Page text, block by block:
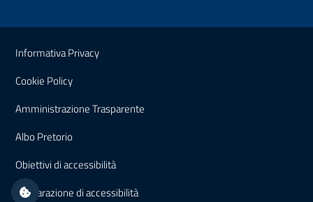
Sezione Link Utili
Informativa Privacy
Cookie Policy
Amministrazione Trasparente
Albo Pretorio
Obiettivi di accessibilità(nuova scheda - new tab)
Dichiarazione di accessibilità(nuova scheda - new tab)